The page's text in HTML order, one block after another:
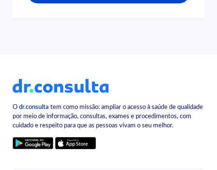
Odr.consulta tem como missão: ampliar o acesso à saúde de qualidade
por meio de informação, consultas, exames e procedimentos, com
cuidado e respeito para que as pessoas vivam o seu melhor.